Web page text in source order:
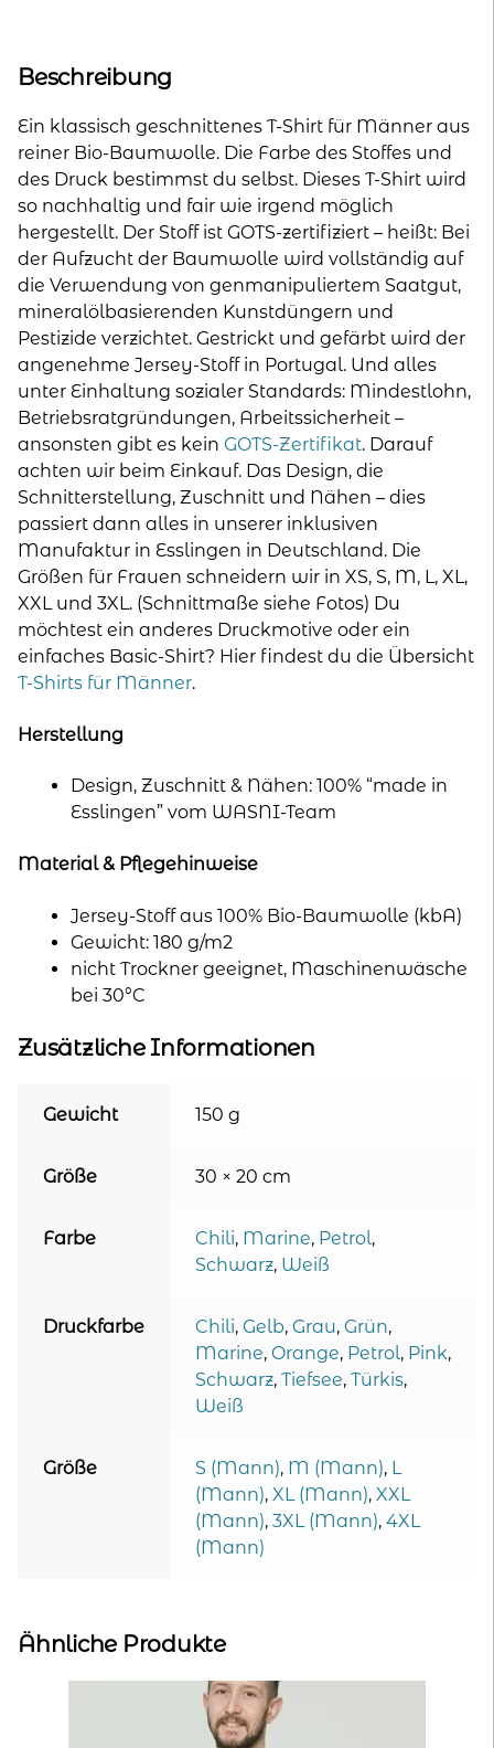
-
"WASNI
gross"
Menge
Beschreibung
Ein klassisch geschnittenes T-Shirt für Männer aus
reiner Bio-Baumwolle. Die Farbe des Stoffes und
des Druck bestimmst du selbst. Dieses T-Shirt wird
so nachhaltig und fair wie irgend möglich
hergestellt. Der Stoff ist GOTS-zertifiziert – heißt: Bei
der Aufzucht der Baumwolle wird vollständig auf
die Verwendung von genmanipuliertem Saatgut,
mineralölbasierenden Kunstdüngern und
Pestizide verzichtet. Gestrickt und gefärbt wird der
angenehme Jersey-Stoff in Portugal. Und alles
unter Einhaltung sozialer Standards: Mindestlohn,
Betriebsratgründungen, Arbeitssicherheit –
ansonsten gibt es kein GOTS-Zertifikat. Darauf
achten wir beim Einkauf. Das Design, die
Schnitterstellung, Zuschnitt und Nähen – dies
passiert dann alles in unserer inklusiven
Manufaktur in Esslingen in Deutschland. Die
Größen für Frauen schneidern wir in XS, S, M, L, XL,
XXL und 3XL. (Schnittmaße siehe Fotos) Du
möchtest ein anderes Druckmotive oder ein
einfaches Basic-Shirt? Hier findest du die Übersicht
T-Shirts für Männer.
Herstellung
Design, Zuschnitt & Nähen: 100% “made in
Esslingen” vom WASNI-Team
Material & Pflegehinweise
Jersey-Stoff aus 100% Bio-Baumwolle (kbA)
Gewicht: 180 g/m2
nicht Trockner geeignet, Maschinenwäsche
bei 30°C
Zusätzliche Informationen
Gewicht 150 g
Größe 30 × 20 cm
Farbe Chili, Marine, Petrol,
Schwarz, Weiß
Druckfarbe Chili, Gelb, Grau, Grün,
Marine, Orange, Petrol, Pink,
Schwarz, Tiefsee, Türkis,
Weiß
Größe S (Mann), M (Mann), L
(Mann), XL (Mann), XXL
(Mann), 3XL (Mann), 4XL
(Mann)
Ähnliche Produkte